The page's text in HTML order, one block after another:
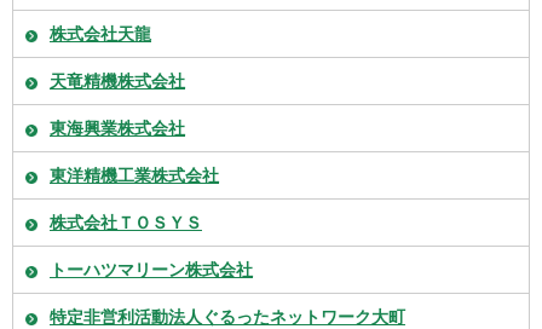
株式会社天龍
天竜精機株式会社
東海興業株式会社
東洋精機工業株式会社
株式会社ＴＯＳＹＳ
トーハツマリーン株式会社
特定非営利活動法人ぐるったネットワーク大町